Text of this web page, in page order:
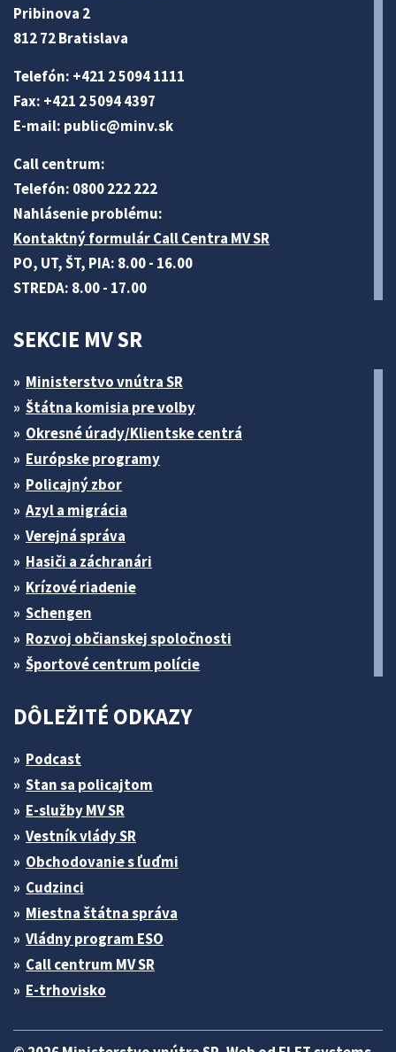
Pribinova 2
812 72 Bratislava
Telefón: +421 2 5094 1111
Fax: +421 2 5094 4397
E-mail: public@minv.sk
Call centrum:
Telefón: 0800 222 222
Nahlásenie problému:
Kontaktný formulár Call Centra MV SR
PO, UT, ŠT, PIA: 8.00 - 16.00
STREDA: 8.00 - 17.00
SEKCIE MV SR
Ministerstvo vnútra SR
Štátna komisia pre volby
Okresné úrady/Klientske centrá
Európske programy
Policajný zbor
Azyl a migrácia
Verejná správa
Hasiči a záchranári
Krízové riadenie
Schengen
Rozvoj občianskej spoločnosti
Športové centrum polície
DÔLEŽITÉ ODKAZY
Podcast
Stan sa policajtom
E-služby MV SR
Vestník vlády SR
Obchodovanie s ľuďmi
Cudzinci
Miestna štátna správa
Vládny program ESO
Call centrum MV SR
E-trhovisko